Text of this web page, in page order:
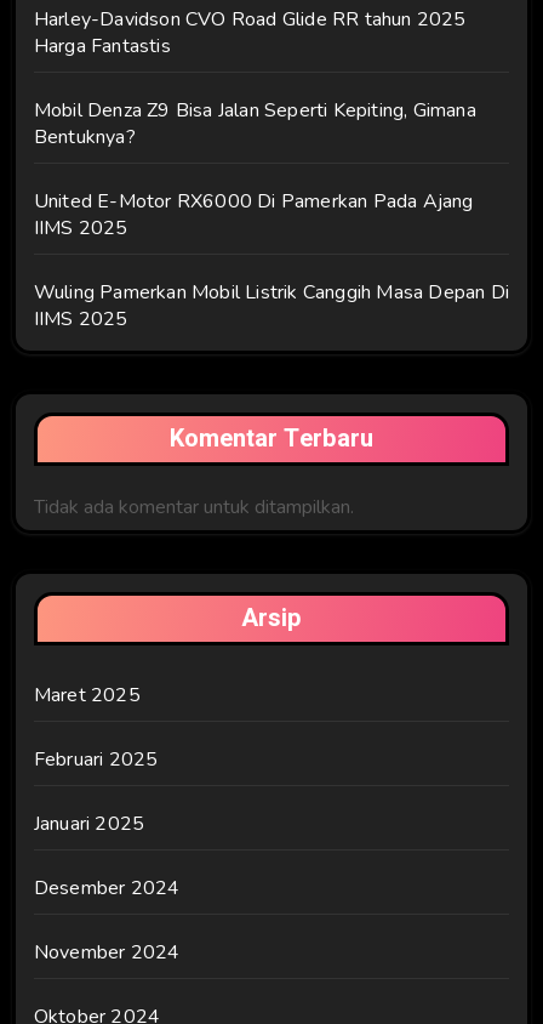
Harley-Davidson CVO Road Glide RR tahun 2025
Harga Fantastis
Mobil Denza Z9 Bisa Jalan Seperti Kepiting, Gimana
Bentuknya?
United E-Motor RX6000 Di Pamerkan Pada Ajang
IIMS 2025
Wuling Pamerkan Mobil Listrik Canggih Masa Depan Di
IIMS 2025
Komentar Terbaru
Tidak ada komentar untuk ditampilkan.
Arsip
Maret 2025
Februari 2025
Januari 2025
Desember 2024
November 2024
Oktober 2024